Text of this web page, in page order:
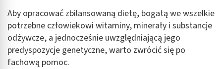
Aby opracować zbilansowaną dietę, bogatą we wszelkie
potrzebne człowiekowi witaminy, minerały i substancje
odżywcze, a jednocześnie uwzględniającą jego
predyspozycje genetyczne, warto zwrócić się po
fachową pomoc.